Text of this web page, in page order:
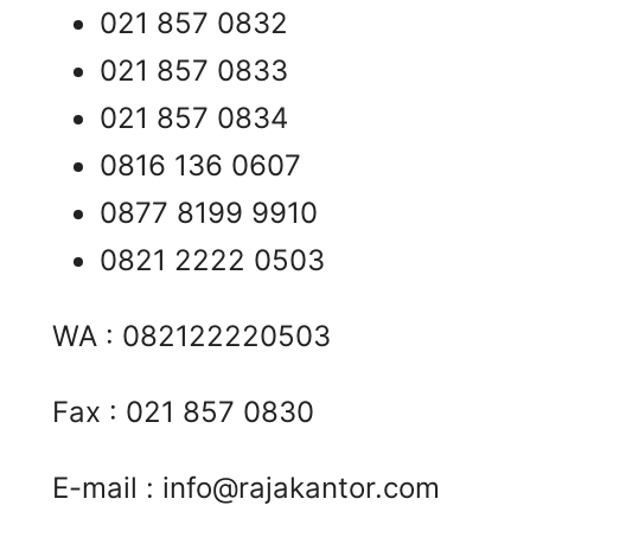
021 857 0832
021 857 0833
021 857 0834
0816 136 0607
0877 8199 9910
0821 2222 0503
WA : 082122220503
Fax : 021 857 0830
E-mail : info@rajakantor.com